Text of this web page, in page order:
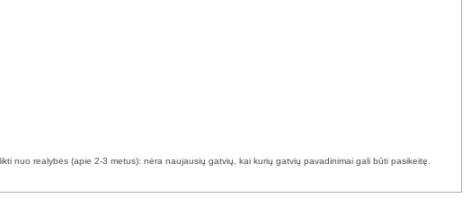
nuo realybės (apie 2-3 metus): nėra naujausių gatvių, kai kurių gatvių pavadinimai gali būti pasikeitę.